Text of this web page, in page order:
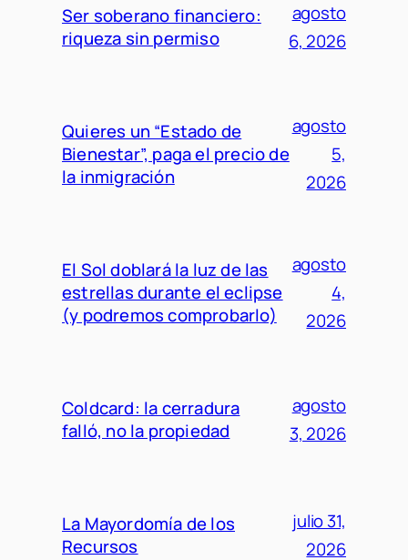
Ser soberano financiero:
riqueza sin permiso
agosto
6, 2026
Quieres un “Estado de
Bienestar”, paga el precio de
la inmigración
agosto
5,
2026
El Sol doblará la luz de las
estrellas durante el eclipse
(y podremos comprobarlo)
agosto
4,
2026
Coldcard: la cerradura
falló, no la propiedad
agosto
3, 2026
La Mayordomía de los
Recursos
julio 31,
2026